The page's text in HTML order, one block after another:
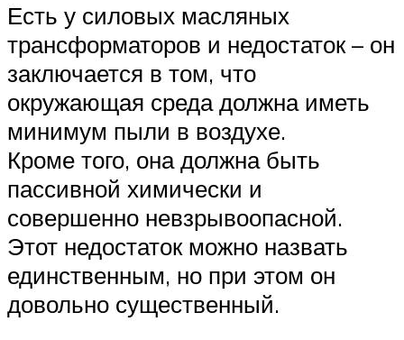
Есть у силовых масляных
трансформаторов и недостаток – он
заключается в том, что
окружающая среда должна иметь
минимум пыли в воздухе.
Кроме того, она должна быть
пассивной химически и
совершенно невзрывоопасной.
Этот недостаток можно назвать
единственным, но при этом он
довольно существенный.